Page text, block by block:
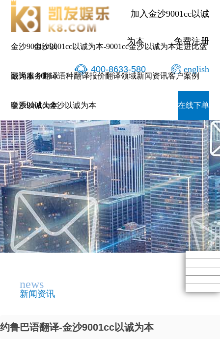
加入金沙9001cc以诚
为本 免费注册
400-8633-580 english
金沙9001cc以
诚为本-9001cc
金沙以诚为本
金沙9001cc以诚为本-9001cc金沙以诚为本走进比蓝
翻译服务翻译语种翻译报价翻译领域新闻资讯客户案例
联系9001cc金沙以诚为本 在线下单
news
新闻资讯
约鲁巴语翻译-金沙9001cc以诚为本